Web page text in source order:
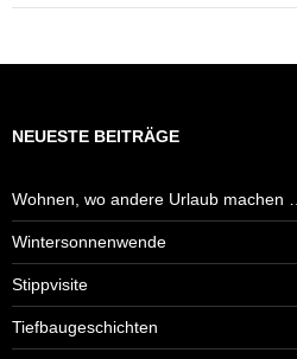
NEUESTE BEITRÄGE
Wohnen, wo andere Urlaub machen …
Wintersonnenwende
Stippvisite
Tiefbaugeschichten